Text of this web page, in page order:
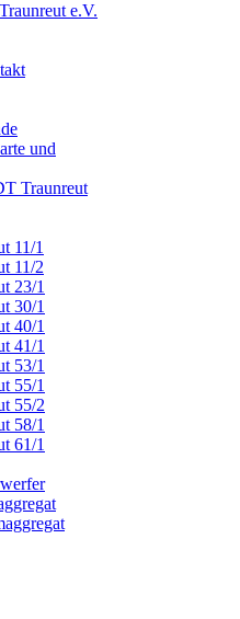
e.V.
und
Traunreut
11/1
11/2
23/1
30/1
40/1
41/1
53/1
55/1
55/2
58/1
61/1